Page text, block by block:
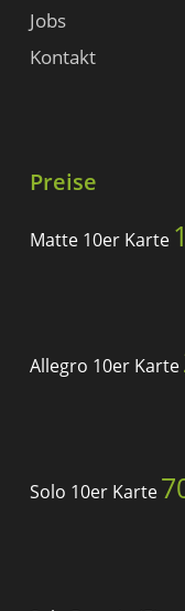
Jobs
Kontakt
Preise
Matte 10er Karte
Allegro 10er Karte
Solo 10er Karte